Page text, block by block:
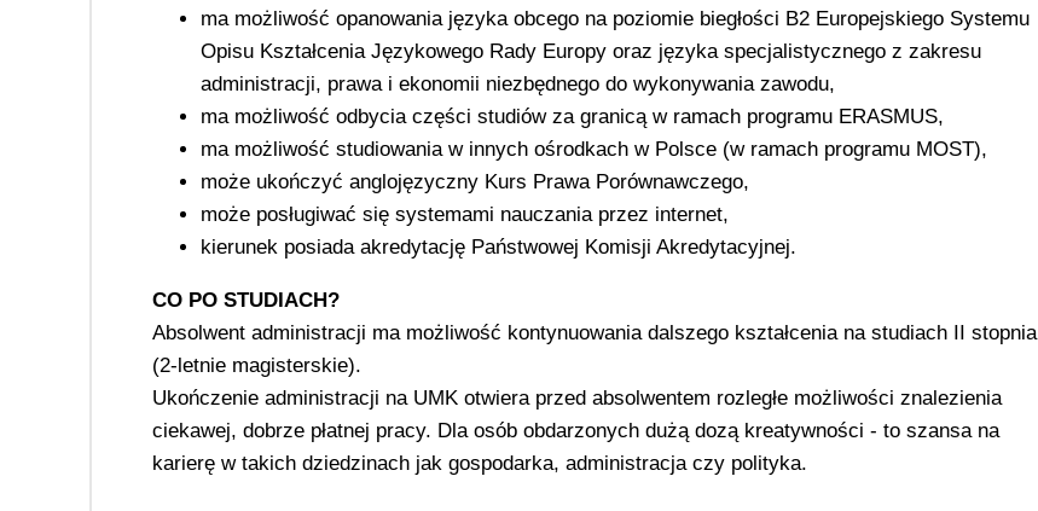
ma możliwość opanowania języka obcego na poziomie biegłości B2 Europejskiego Systemu
Opisu Kształcenia Językowego Rady Europy oraz języka specjalistycznego z zakresu
administracji, prawa i ekonomii niezbędnego do wykonywania zawodu,
ma możliwość odbycia części studiów za granicą w ramach programu ERASMUS,
ma możliwość studiowania w innych ośrodkach w Polsce (w ramach programu MOST),
może ukończyć anglojęzyczny Kurs Prawa Porównawczego,
może posługiwać się systemami nauczania przez internet,
kierunek posiada akredytację Państwowej Komisji Akredytacyjnej.
CO PO STUDIACH?
Absolwent administracji ma możliwość kontynuowania dalszego kształcenia na studiach II stopnia
(2-letnie magisterskie).
Ukończenie administracji na UMK otwiera przed absolwentem rozległe możliwości znalezienia
ciekawej, dobrze płatnej pracy. Dla osób obdarzonych dużą dozą kreatywności - to szansa na
karierę w takich dziedzinach jak gospodarka, administracja czy polityka.